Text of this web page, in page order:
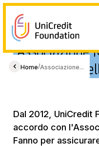
Home/Associazione...
Associazione
Eccellenza
Dal 2012, UniCredit
accordo con
Fanno per